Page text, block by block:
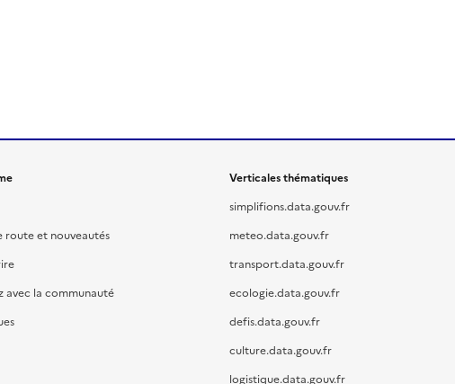
route et nouveautés
avec la communauté
Verticales thématiques
simplifions.data.gouv.fr
meteo.data.gouv.fr
transport.data.gouv.fr
ecologie.data.gouv.fr
defis.data.gouv.fr
culture.data.gouv.fr
logistique.data.gouv.fr